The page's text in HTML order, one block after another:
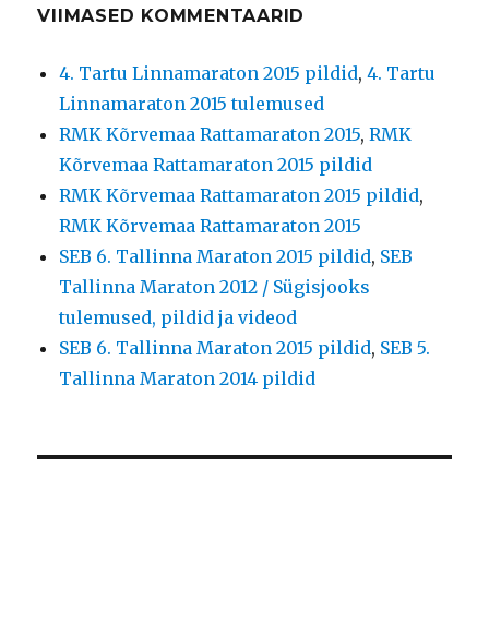
VIIMASED KOMMENTAARID
4. Tartu Linnamaraton 2015 pildid,4. Tartu
Linnamaraton 2015 tulemused
RMK Kõrvemaa Rattamaraton 2015,RMK
Kõrvemaa Rattamaraton 2015 pildid
RMK Kõrvemaa Rattamaraton 2015 pildid,
RMK Kõrvemaa Rattamaraton 2015
SEB 6. Tallinna Maraton 2015 pildid, SEB
Tallinna Maraton 2012 / Sügisjooks
tulemused, pildid ja videod
SEB 6. Tallinna Maraton 2015 pildid, SEB 5.
Tallinna Maraton 2014 pildid